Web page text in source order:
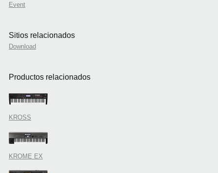
Event
Sitios relacionados
Download
Productos relacionados
KROSS
KROME EX